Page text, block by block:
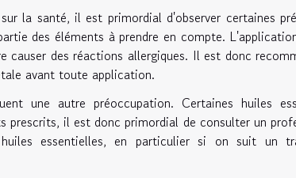
la santé, il est primordial d'observer certaines
des éléments à prendre en compte.
causer des réactions allergiques. Il est donc
avant toute application.
une autre préoccupation. Certaines huiles
il est donc primordial de consulter un
essentielles, en particulier si on suit un